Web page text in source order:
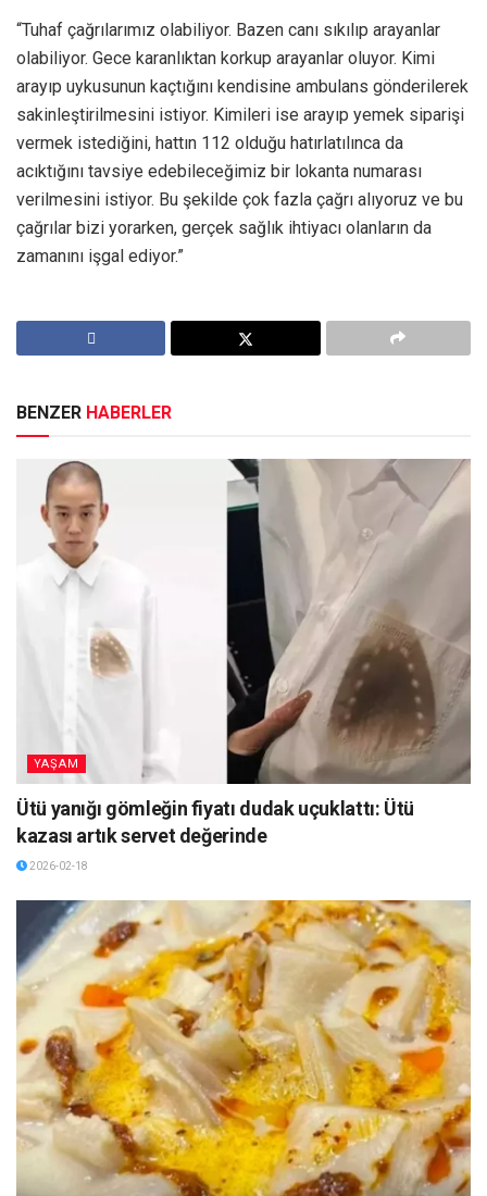
“Tuhaf çağrılarımız olabiliyor. Bazen canı sıkılıp arayanlar
olabiliyor. Gece karanlıktan korkup arayanlar oluyor. Kimi
arayıp uykusunun kaçtığını kendisine ambulans gönderilerek
sakinleştirilmesini istiyor. Kimileri ise arayıp yemek siparişi
vermek istediğini, hattın 112 olduğu hatırlatılınca da
acıktığını tavsiye edebileceğimiz bir lokanta numarası
verilmesini istiyor. Bu şekilde çok fazla çağrı alıyoruz ve bu
çağrılar bizi yorarken, gerçek sağlık ihtiyacı olanların da
zamanını işgal ediyor.”
BENZER HABERLER
YAŞAM
Ütü yanığı gömleğin fiyatı dudak uçuklattı: Ütü
kazası artık servet değerinde
2026-02-18